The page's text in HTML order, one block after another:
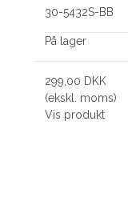
30-5432S-BB
På lager
299,00 DKK
(ekskl. moms)
Vis produkt